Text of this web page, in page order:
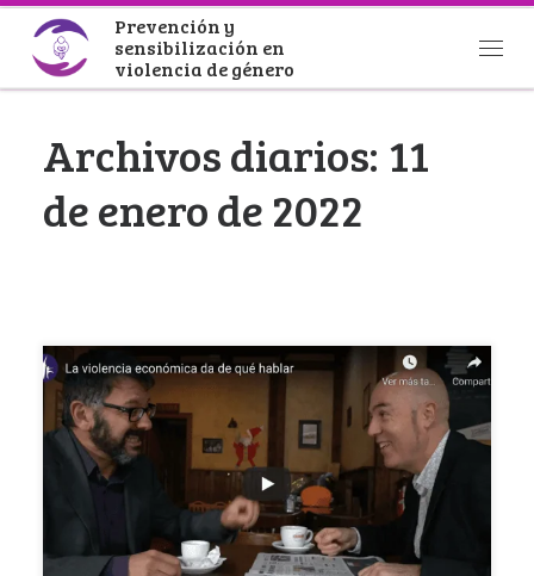
Saltar al contenido
Prevención y
sensibilización en
violencia de género
Archivos diarios: 11
de enero de 2022
La violencia económica da de qué hablar Este
cortometraje realizado por la Fundación Isadora